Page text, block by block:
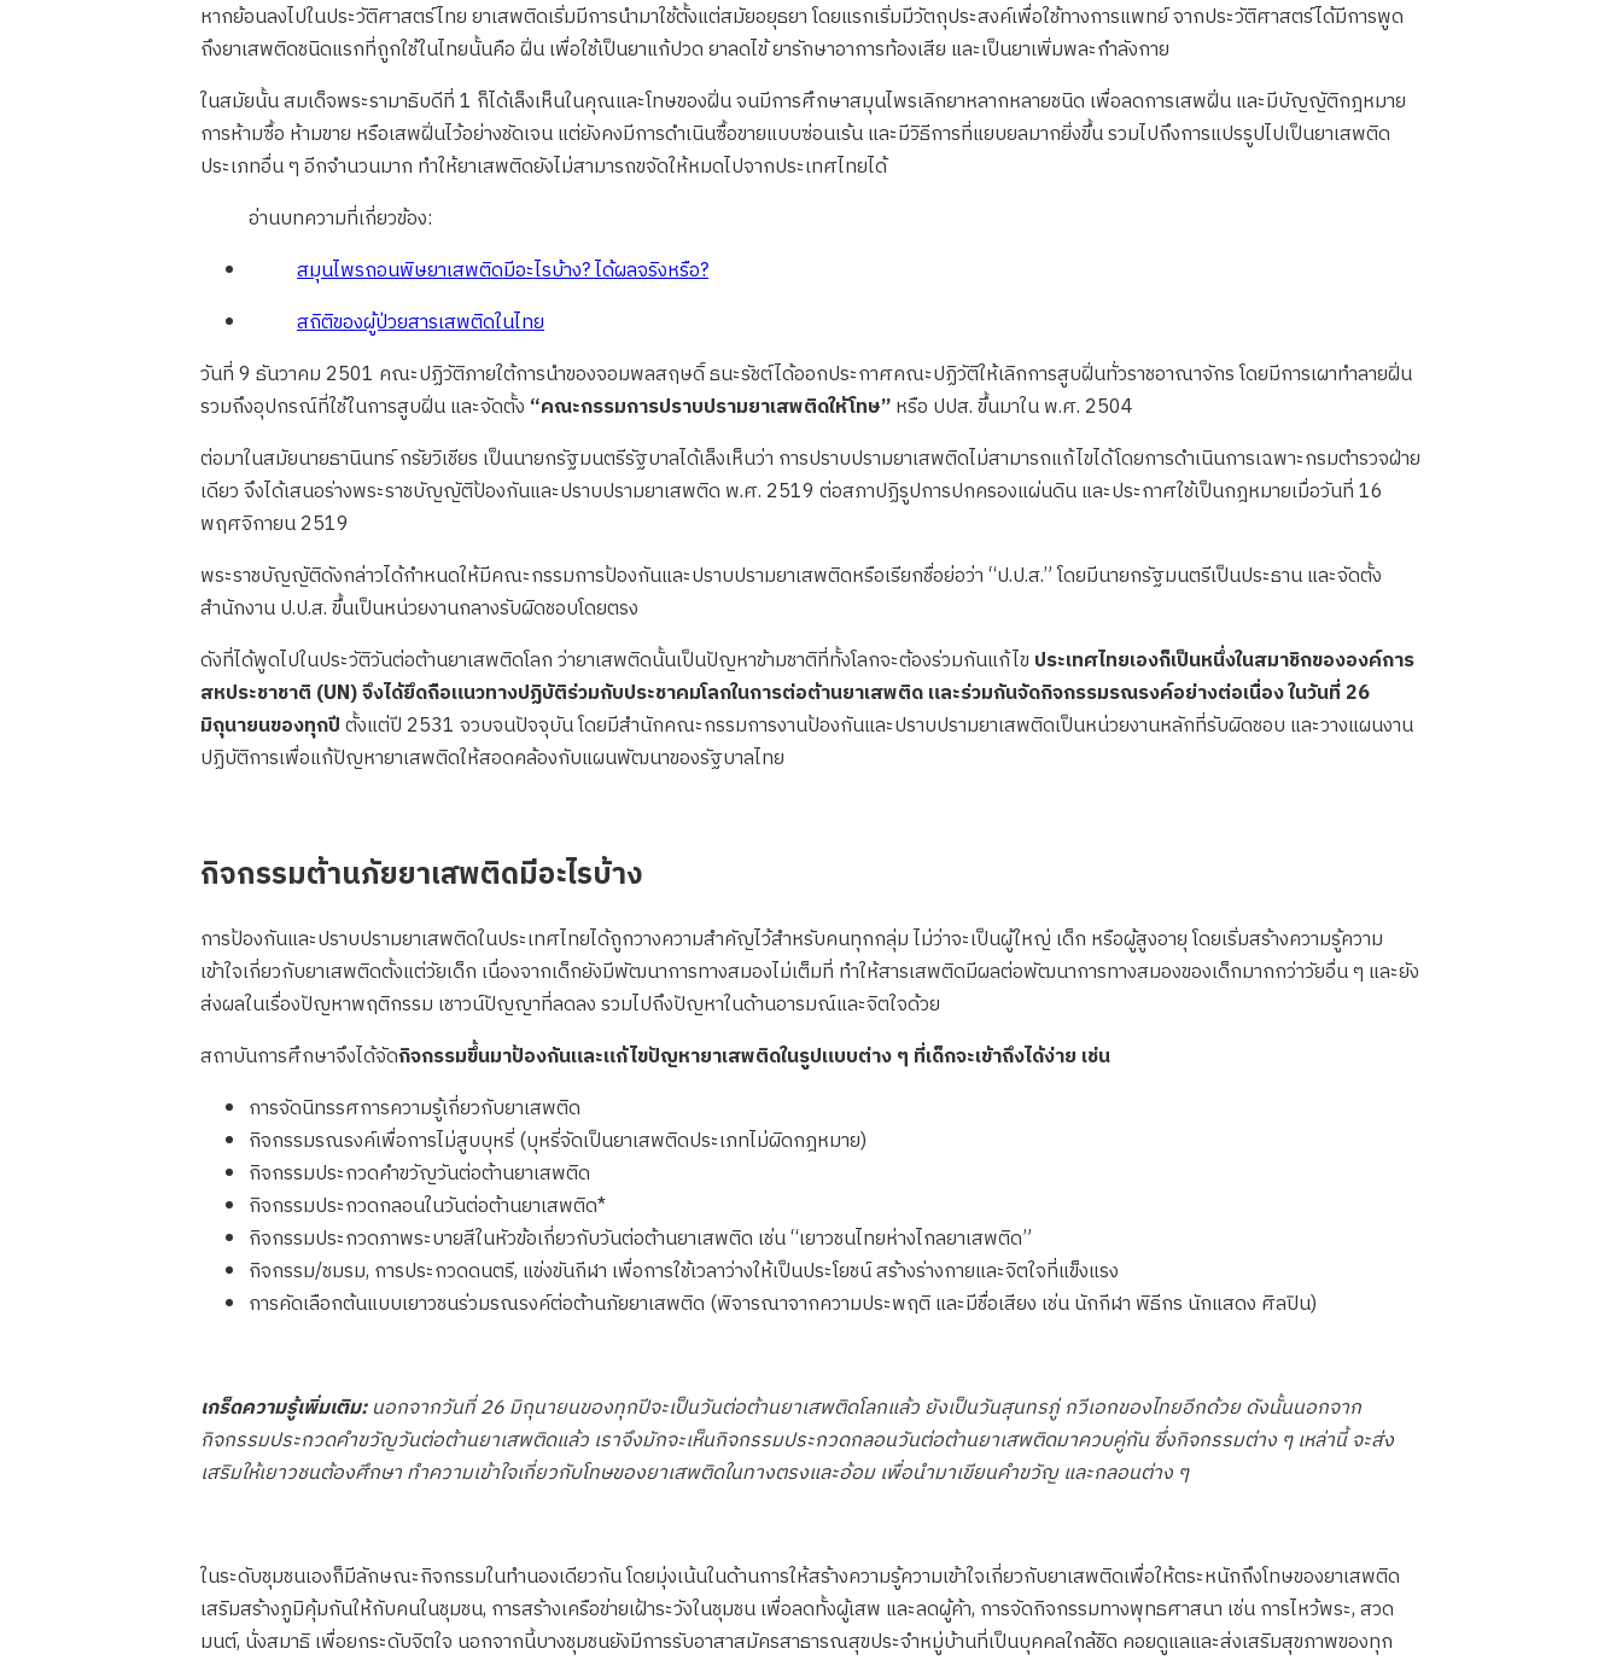
หากย้อนลงไปในประวัติศาสตร์ไทย ยาเสพติดเริ่มมีการนำมาใช้ตั้งแต่สมัยอยุธยา โดยแรกเริ่มมีวัตถุประสงค์เพื่อใช้ทางการแพทย์ จากประวัติศาสตร์ได้มีการพูด
ถึงยาเสพติดชนิดแรกที่ถูกใช้ในไทยนั้นคือ ฝิ่น เพื่อใช้เป็นยาแก้ปวด ยาลดไข้ ยารักษาอาการท้องเสีย และเป็นยาเพิ่มพละกำลังกาย
ในสมัยนั้น สมเด็จพระรามาธิบดีที่ 1 ก็ได้เล็งเห็นในคุณและโทษของฝิ่น จนมีการศึกษาสมุนไพรเลิกยาหลากหลายชนิด เพื่อลดการเสพฝิ่น และมีบัญญัติกฎหมาย
การห้ามซื้อ ห้ามขาย หรือเสพฝิ่นไว้อย่างชัดเจน แต่ยังคงมีการดำเนินซื้อขายแบบซ่อนเร้น และมีวิธีการที่แยบยลมากยิ่งขึ้น รวมไปถึงการแปรรูปไปเป็นยาเสพติด
ประเภทอื่น ๆ อีกจำนวนมาก ทำให้ยาเสพติดยังไม่สามารถขจัดให้หมดไปจากประเทศไทยได้
อ่านบทความที่เกี่ยวข้อง:
สมุนไพรถอนพิษยาเสพติดมีอะไรบ้าง? ได้ผลจริงหรือ?
สถิติของผู้ป่วยสารเสพติดในไทย
วันที่ 9 ธันวาคม 2501 คณะปฏิวัติภายใต้การนำของจอมพลสฤษดิ์ ธนะรัชต์ได้ออกประกาศคณะปฏิวัติให้เลิกการสูบฝิ่นทั่วราชอาณาจักร โดยมีการเผาทำลายฝิ่น
รวมถึงอุปกรณ์ที่ใช้ในการสูบฝิ่น และจัดตั้ง “คณะกรรมการปราบปรามยาเสพติดให้โทษ”หรือ ปปส. ขึ้นมาใน พ.ศ. 2504
ต่อมาในสมัยนายธานินทร์ กรัยวิเชียร เป็นนายกรัฐมนตรีรัฐบาลได้เล็งเห็นว่า การปราบปรามยาเสพติดไม่สามารถแก้ไขได้โดยการดำเนินการเฉพาะกรมตำรวจฝ่าย
เดียว จึงได้เสนอร่างพระราชบัญญัติป้องกันและปราบปรามยาเสพติด พ.ศ. 2519 ต่อสภาปฏิรูปการปกครองแผ่นดิน และประกาศใช้เป็นกฎหมายเมื่อวันที่ 16
พฤศจิกายน 2519
พระราชบัญญัติดังกล่าวได้กำหนดให้มีคณะกรรมการป้องกันและปราบปรามยาเสพติดหรือเรียกชื่อย่อว่า “ป.ป.ส.” โดยมีนายกรัฐมนตรีเป็นประธาน และจัดตั้ง
สำนักงาน ป.ป.ส. ขึ้นเป็นหน่วยงานกลางรับผิดชอบโดยตรง
ดังที่ได้พูดไปในประวัติวันต่อต้านยาเสพติดโลก ว่ายาเสพติดนั้นเป็นปัญหาข้ามชาติที่ทั้งโลกจะต้องร่วมกันแก้ไข ประเทศไทยเองก็เป็นหนึ่งในสมาชิกขององค์การ
สหประชาชาติ (UN) จึงได้ยึดถือแนวทางปฏิบัติร่วมกับประชาคมโลกในการต่อต้านยาเสพติด และร่วมกันจัดกิจกรรมรณรงค์อย่างต่อเนื่อง ในวันที่ 26
มิถุนายนของทุกปีตั้งแต่ปี 2531 จวบจนปัจจุบัน โดยมีสำนักคณะกรรมการงานป้องกันและปราบปรามยาเสพติดเป็นหน่วยงานหลักที่รับผิดชอบ และวางแผนงาน
ปฏิบัติการเพื่อแก้ปัญหายาเสพติดให้สอดคล้องกับแผนพัฒนาของรัฐบาลไทย
กิจกรรมต้านภัยยาเสพติดมีอะไรบ้าง
การป้องกันและปราบปรามยาเสพติดในประเทศไทยได้ถูกวางความสำคัญไว้สำหรับคนทุกกลุ่ม ไม่ว่าจะเป็นผู้ใหญ่ เด็ก หรือผู้สูงอายุ โดยเริ่มสร้างความรู้ความ
เข้าใจเกี่ยวกับยาเสพติดตั้งแต่วัยเด็ก เนื่องจากเด็กยังมีพัฒนาการทางสมองไม่เต็มที่ ทำให้สารเสพติดมีผลต่อพัฒนาการทางสมองของเด็กมากกว่าวัยอื่น ๆ และยัง
ส่งผลในเรื่องปัญหาพฤติกรรม เชาวน์ปัญญาที่ลดลง รวมไปถึงปัญหาในด้านอารมณ์และจิตใจด้วย
สถาบันการศึกษาจึงได้จัดกิจกรรมขึ้นมาป้องกันและแก้ไขปัญหายาเสพติดในรูปแบบต่าง ๆ ที่เด็กจะเข้าถึงได้ง่าย เช่น
การจัดนิทรรศการความรู้เกี่ยวกับยาเสพติด
กิจกรรมรณรงค์เพื่อการไม่สูบบุหรี่ (บุหรี่จัดเป็นยาเสพติดประเภทไม่ผิดกฎหมาย)
กิจกรรมประกวดคำขวัญวันต่อต้านยาเสพติด
กิจกรรมประกวดกลอนในวันต่อต้านยาเสพติด*
กิจกรรมประกวดภาพระบายสีในหัวข้อเกี่ยวกับวันต่อต้านยาเสพติด เช่น “เยาวชนไทยห่างไกลยาเสพติด”
กิจกรรม/ชมรม, การประกวดดนตรี, แข่งขันกีฬา เพื่อการใช้เวลาว่างให้เป็นประโยชน์ สร้างร่างกายและจิตใจที่แข็งแรง
การคัดเลือกต้นแบบเยาวชนร่วมรณรงค์ต่อต้านภัยยาเสพติด (พิจารณาจากความประพฤติ และมีชื่อเสียง เช่น นักกีฬา พิธีกร นักแสดง ศิลปิน)
เกร็ดความรู้เพิ่มเติม:นอกจากวันที่ 26 มิถุนายนของทุกปีจะเป็นวันต่อต้านยาเสพติดโลกแล้ว ยังเป็นวันสุนทรภู่ กวีเอกของไทยอีกด้วย ดังนั้นนอกจาก
กิจกรรมประกวดคำขวัญวันต่อต้านยาเสพติดแล้ว เราจึงมักจะเห็นกิจกรรมประกวดกลอนวันต่อต้านยาเสพติดมาควบคู่กัน ซึ่งกิจกรรมต่าง ๆ เหล่านี้ จะส่ง
เสริมให้เยาวชนต้องศึกษา ทำความเข้าใจเกี่ยวกับโทษของยาเสพติดในทางตรงและอ้อม เพื่อนำมาเขียนคำขวัญ และกลอนต่าง ๆ
ในระดับชุมชนเองก็มีลักษณะกิจกรรมในทำนองเดียวกัน โดยมุ่งเน้นในด้านการให้สร้างความรู้ความเข้าใจเกี่ยวกับยาเสพติดเพื่อให้ตระหนักถึงโทษของยาเสพติด
เสริมสร้างภูมิคุ้มกันให้กับคนในชุมชน, การสร้างเครือข่ายเฝ้าระวังในชุมชน เพื่อลดทั้งผู้เสพ และลดผู้ค้า, การจัดกิจกรรมทางพุทธศาสนา เช่น การไหว้พระ, สวด
มนต์, นั่งสมาธิ เพื่อยกระดับจิตใจ นอกจากนี้บางชุมชนยังมีการรับอาสาสมัครสาธารณสุขประจำหมู่บ้านที่เป็นบุคคลใกล้ชิด คอยดูแลและส่งเสริมสุขภาพของทุก